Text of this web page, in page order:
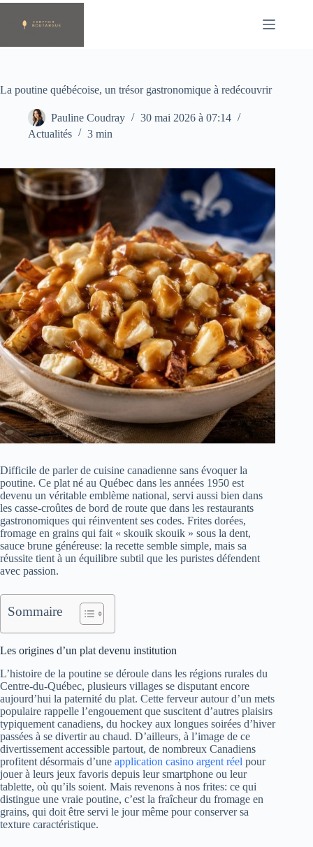
Passer
contenu
La poutine québécoise, un trésor gastronomique à redécouvrir
Pauline Coudray
30 mai 2026 à 07:14
Actualités
3 min
Difficile de parler de cuisine canadienne sans évoquer la
poutine. Ce plat né au Québec dans les années 1950 est
devenu un véritable emblème national, servi aussi bien dans
les casse-croûtes de bord de route que dans les restaurants
gastronomiques qui réinventent ses codes. Frites dorées,
fromage en grains qui fait « skouik skouik » sous la dent,
sauce brune généreuse: la recette semble simple, mais sa
réussite tient à un équilibre subtil que les puristes défendent
avec passion.
Sommaire
Les origines d’un plat devenu institution
L’histoire de la poutine se déroule dans les régions rurales du
Centre-du-Québec, plusieurs villages se disputant encore
aujourd’hui la paternité du plat. Cette ferveur autour d’un mets
populaire rappelle l’engouement que suscitent d’autres plaisirs
typiquement canadiens, du hockey aux longues soirées d’hiver
passées à se divertir au chaud. D’ailleurs, à l’image de ce
divertissement accessible partout, de nombreux Canadiens
profitent désormais d’une application casino argent réel pour
jouer à leurs jeux favoris depuis leur smartphone ou leur
tablette, où qu’ils soient. Mais revenons à nos frites: ce qui
distingue une vraie poutine, c’est la fraîcheur du fromage en
grains, qui doit être servi le jour même pour conserver sa
texture caractéristique.